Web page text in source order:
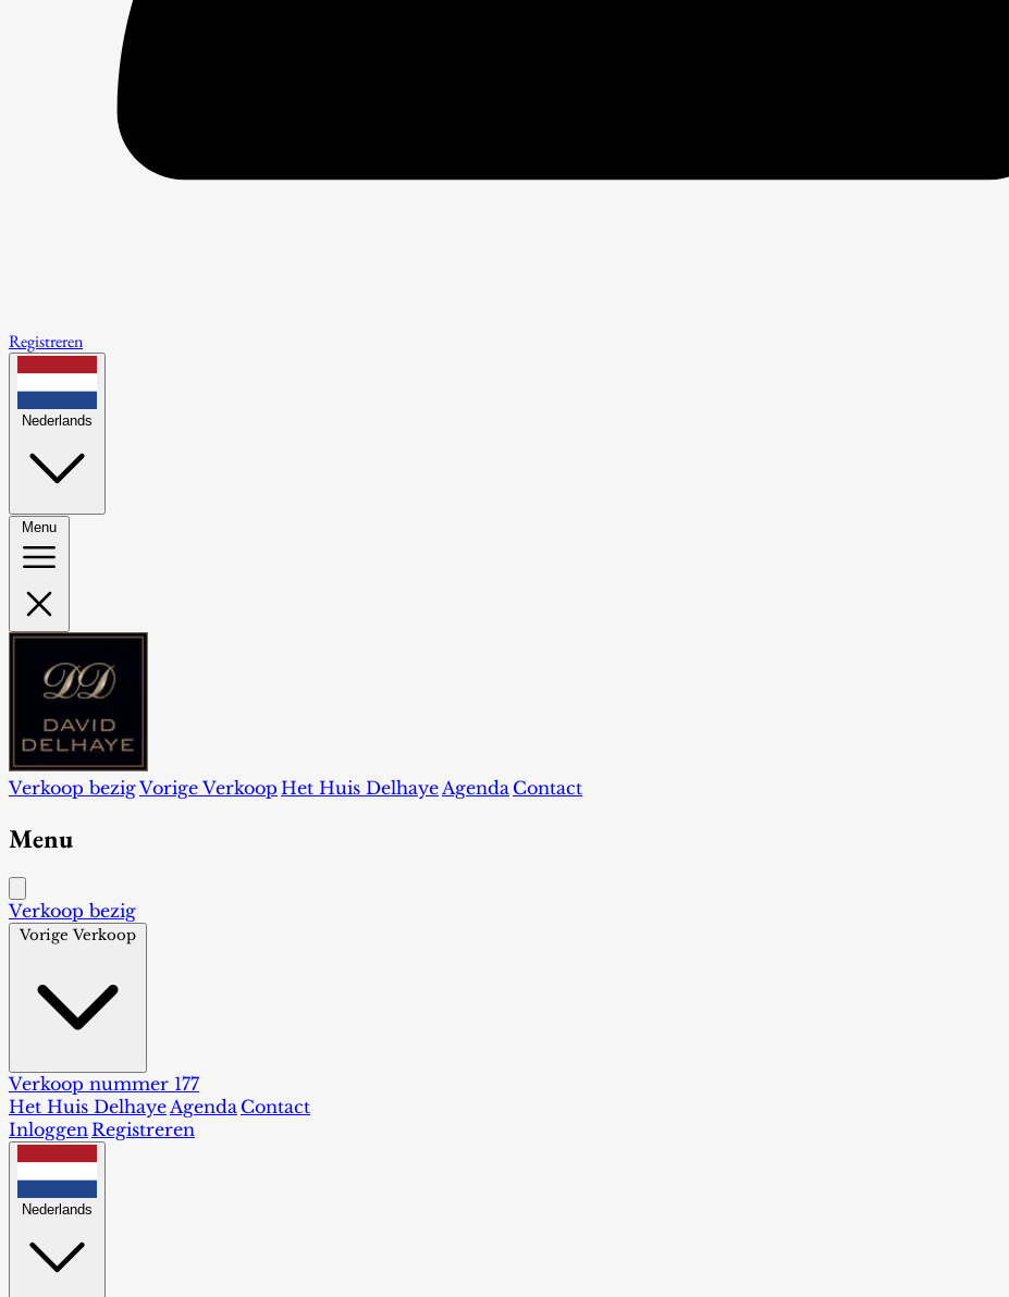
Registreren
Nederlands
Menu
Verkoop bezigVorige Verkoop Het Huis Delhaye Agenda Contact
Menu
Verkoop bezig
Vorige Verkoop
Verkoop nummer 177
Het Huis DelhayeAgenda Contact
InloggenRegistreren
Nederlands